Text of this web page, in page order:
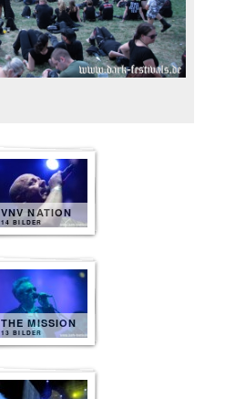
VNV NATION
14 BILDER
THE MISSION
13 BILDER